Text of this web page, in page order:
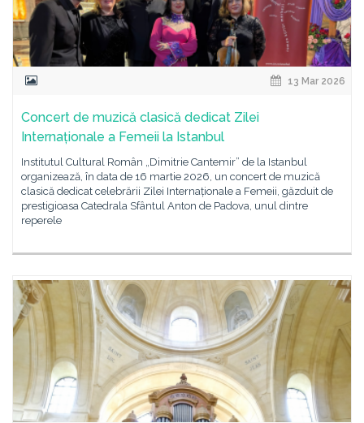
13 Mar 2026
Concert de muzică clasică dedicat Zilei
Internaționale a Femeii la Istanbul
Institutul Cultural Român „Dimitrie Cantemir” de la Istanbul
organizează, în data de 16 martie 2026, un concert de muzică
clasică dedicat celebrării Zilei Internaționale a Femeii, găzduit de
prestigioasa Catedrala Sfântul Anton de Padova, unul dintre
reperele